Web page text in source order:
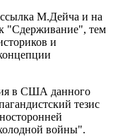
М.Дейча и на
"Сдерживание", тем
и
в США данного
тезис
войны".